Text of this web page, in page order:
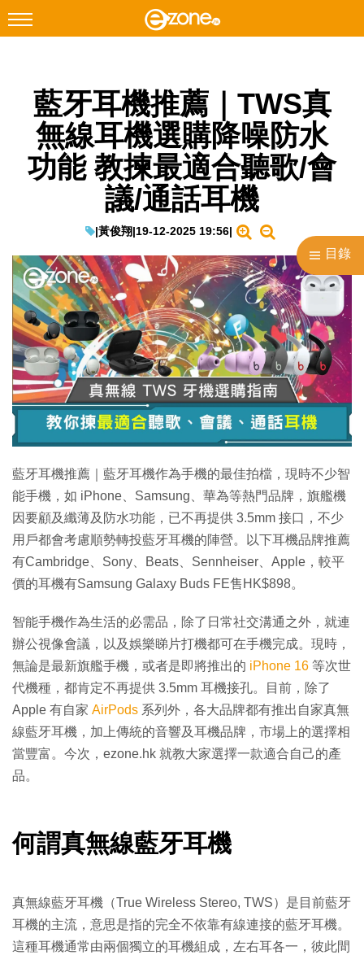
Facebook Instagram
科技焦點
網絡生活
EduTech
IT Times
生成式AI與雲端應用
Enterprise Digital Transformation
特集
目錄
藍牙耳機推薦｜TWS真
無線耳機選購降噪防水
功能 教揀最適合聽歌/會
議/通話耳機
|黃俊翔|19-12-2025 19:56|
藍牙耳機推薦｜藍牙耳機作為手機的最佳拍檔，現時不少智
能手機，如 iPhone、Samsung、華為等熱門品牌，旗艦機
因要顧及纖薄及防水功能，已不再提供 3.5mm 接口，不少
用戶都會考慮順勢轉投藍牙耳機的陣營。以下耳機品牌推薦
有Cambridge、Sony、Beats、Sennheiser、Apple，較平
價的耳機有Samsung Galaxy Buds FE售HK$898。
智能手機作為生活的必需品，除了日常社交溝通之外，就連
辦公視像會議，以及娛樂睇片打機都可在手機完成。現時，
無論是最新旗艦手機，或者是即將推出的 iPhone 16 等次世
代機種，都肯定不再提供 3.5mm 耳機接孔。目前，除了
Apple 有自家 AirPods 系列外，各大品牌都有推出自家真無
線藍牙耳機，加上傳統的音響及耳機品牌，市場上的選擇相
當豐富。今次，ezone.hk 就教大家選擇一款適合自己的產
品。
何謂真無線藍牙耳機
真無線藍牙耳機（True Wireless Stereo, TWS）是目前藍牙
耳機的主流，意思是指的完全不依靠有線連接的藍牙耳機。
這種耳機通常由兩個獨立的耳機組成，左右耳各一，彼此間